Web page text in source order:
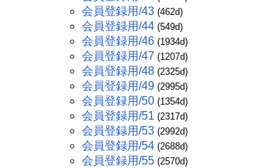
会員登録用/43 (462d)
会員登録用/44 (549d)
会員登録用/46 (1934d)
会員登録用/47 (1207d)
会員登録用/48 (2325d)
会員登録用/49 (2995d)
会員登録用/50 (1354d)
会員登録用/51 (2317d)
会員登録用/53 (2992d)
会員登録用/54 (2688d)
会員登録用/55 (2570d)